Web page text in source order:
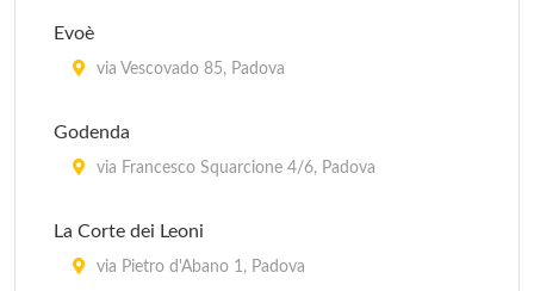
via Carromatto 4, Torreglia
via del Santo 113, Padova
corso Milano 22, Padova
Evoè
via Vescovado 85, Padova
Godenda
via Francesco Squarcione 4/6, Padova
La Corte dei Leoni
via Pietro d'Abano 1, Padova